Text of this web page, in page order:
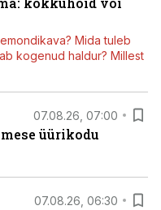
Mida tuleb
kogenud haldur? Millest
07.08.26, 07:00
üürikodu
07.08.26, 06:30